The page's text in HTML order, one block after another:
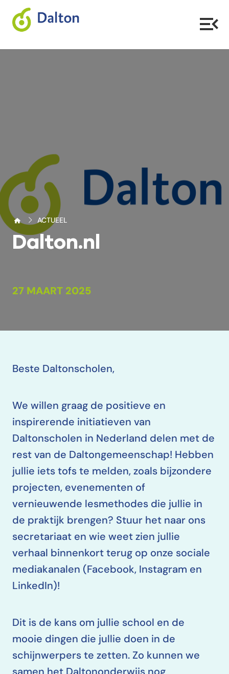
ACTUEEL
Dalton.nl
27 MAART 2025
Beste Daltonscholen,
We willen graag de positieve en
inspirerende initiatieven van
Daltonscholen in Nederland delen met de
rest van de Daltongemeenschap! Hebben
jullie iets tofs te melden, zoals bijzondere
projecten, evenementen of
vernieuwende lesmethodes die jullie in
de praktijk brengen? Stuur het naar ons
secretariaat en wie weet zien jullie
verhaal binnenkort terug op onze sociale
mediakanalen (Facebook, Instagram en
LinkedIn)!
Dit is de kans om jullie school en de
mooie dingen die jullie doen in de
schijnwerpers te zetten. Zo kunnen we